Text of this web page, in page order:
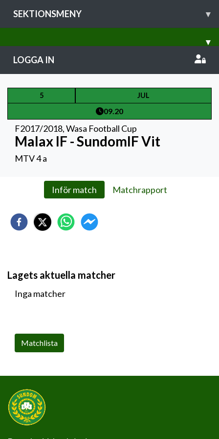
SEKTIONSMENY ▾
▾
LOGGA IN
5 JUL
09.20
F2017/2018,Wasa Football Cup
Malax IF - SundomIF Vit
MTV 4 a
Inför match Matchrapport
Lagets aktuella matcher
Inga matcher
Matchlista